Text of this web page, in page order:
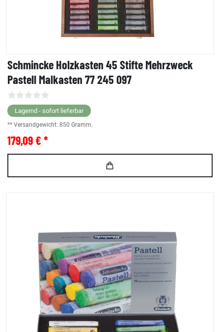
Schmincke Holzkasten 45 Stifte Mehrzweck
Pastell Malkasten 77 245 097
Lagernd - sofort lieferbar
** Versandgewicht: 850 Gramm.
179,09 € *